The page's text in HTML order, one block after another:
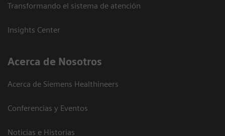
Transformando el sistema de atención
Insights Center
Acerca de Nosotros
Acerca de Siemens Healthineers
Conferencias y Eventos
Noticias e Historias